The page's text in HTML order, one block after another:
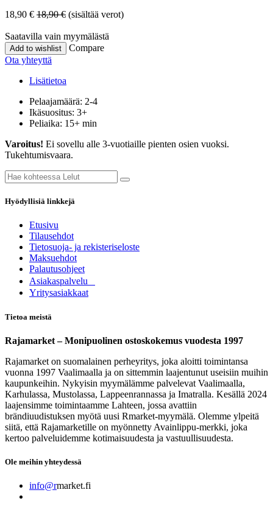
18,90 € 18,90€ (sisältää verot)
Saatavilla vain myymälästä
Add to wishlist
Compare
Ota yhteyttä
Lisätietoa
Pelaajamäärä: 2-4
Ikäsuositus: 3+
Peliaika: 15+ min
Varoitus! Ei sovellu alle 3-vuotiaille pienten osien vuoksi.
Tukehtumisvaara.
Hyödyllisiä linkkejä
Etusivu
Tilausehdot
Tietosuoja- ja rekisteriseloste
Maksuehdot
Palautusohjeet
Asia​k​aspalvelu
​Yritysasiakkaat
Tietoa meistä
Rajamarket – Monipuolinen ostoskokemus vuodesta 1997
Rajamarket on suomalainen perheyritys, joka aloitti toimintansa
vuonna 1997 Vaalimaalla ja on sittemmin laajentunut useisiin muihin
kaupunkeihin. Nykyisin myymälämme palvelevat Vaalimaalla,
Karhulassa, Mustolassa, Lappeenrannassa ja Imatralla. Kesällä 2024
laajensimme toimintaamme Lahteen, jossa avattiin
brändiuudistuksen myötä uusi Rmarket-myymälä. Olemme ylpeitä
siitä, että Rajamarketille on myönnetty Avainlippu-merkki, joka
kertoo palveluidemme kotimaisuudesta ja vastuullisuudesta.
Ole meihin yhteydessä
info@rmarket.fi